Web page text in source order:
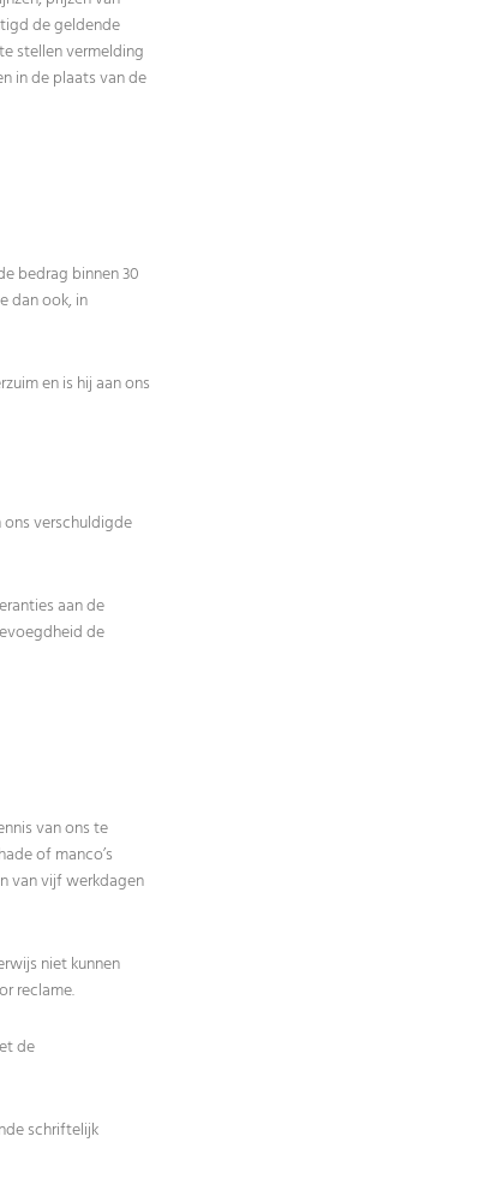
de geldende
stellen vermelding
in de plaats van de
bedrag binnen 30
dan ook, in
en is hij aan ons
verschuldigde
aan de
de
van ons te
of manco’s
van vijf werkdagen
niet kunnen
reclame.
de
schriftelijk